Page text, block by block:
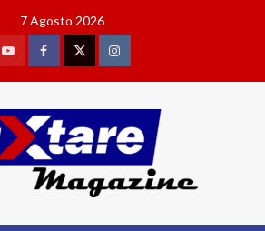
7 Agosto 2026
YoutubeFacebookTwitterInstagram